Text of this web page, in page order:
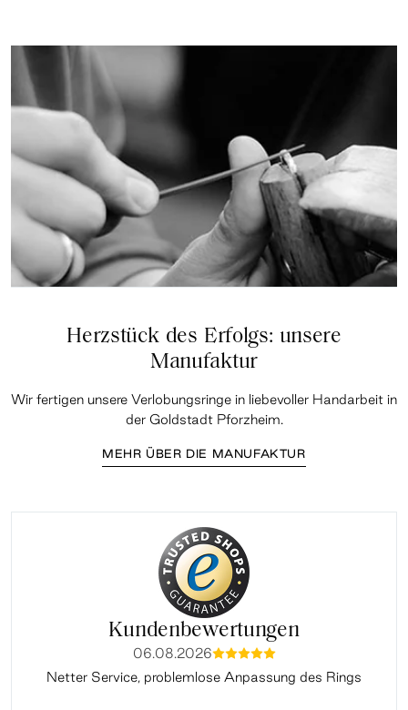
Herzstück des Erfolgs: unsere
Manufaktur
Wir fertigen unsere Verlobungsringe in liebevoller Handarbeit in
der Goldstadt Pforzheim.
MEHR ÜBER DIE MANUFAKTUR
Kundenbewertungen
06.08.2026mmmmm
Netter Service, problemlose Anpassung des Rings